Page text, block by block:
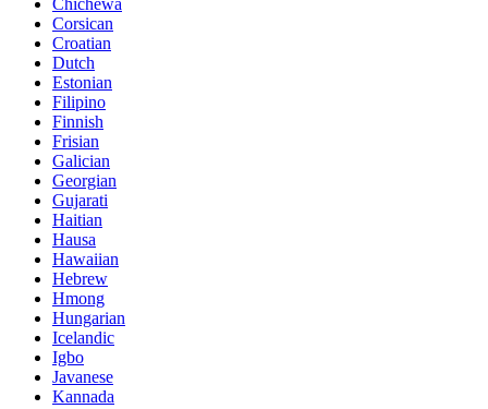
Corsican
Croatian
Dutch
Estonian
Filipino
Finnish
Frisian
Galician
Georgian
Gujarati
Haitian
Hausa
Hawaiian
Hebrew
Hmong
Hungarian
Icelandic
Igbo
Javanese
Kannada